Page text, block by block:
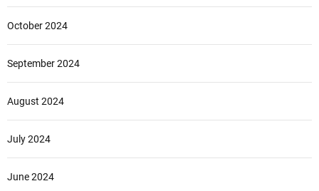
October 2024
September 2024
August 2024
July 2024
June 2024